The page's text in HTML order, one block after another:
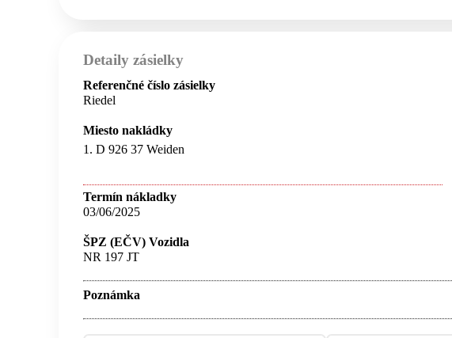
Detaily zásielky
Referenčné číslo zásielky
Riedel
Miesto nakládky
1. D 926 37 Weiden
Termín nákladky
03/06/2025
ŠPZ (EČV) Vozidla
NR 197 JT
Poznámka